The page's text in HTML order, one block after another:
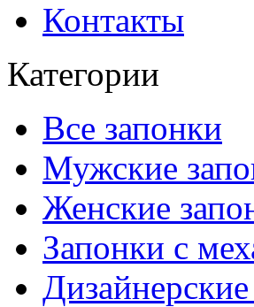
Контакты
Категории
Все запонки
Мужские
Женские
Запонки с